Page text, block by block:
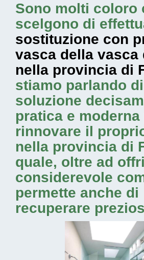
Sono molti coloro
scelgono di
sostituzione con
vasca della vasca
nella provincia di
stiamo parlando
soluzione
pratica e moderna
rinnovare il
nella provincia di
quale, oltre ad
considerevole
permette anche di
recuperare